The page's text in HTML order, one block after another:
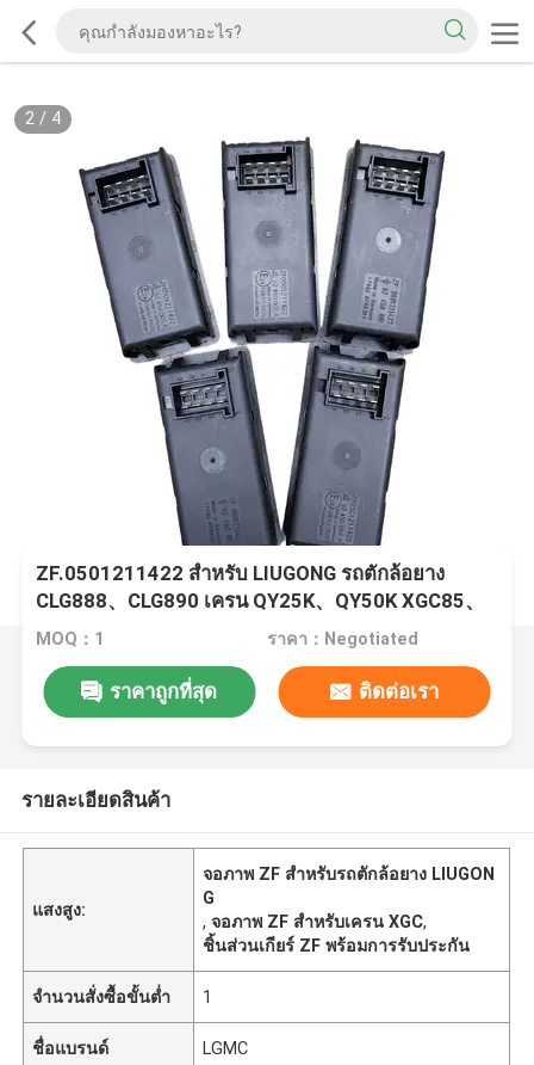
2/ 4
ZF.0501211422 สำหรับ LIUGONG รถตักล้อยาง
CLG888、CLG890 เครน QY25K、QY50K XGC85、
XGC130、XGC220 STC250、STC500 SCC550、
MOQ：1 ราคา：Negotiated
ราคาถูกที่สุด ติดต่อเรา
รายละเอียดสินค้า
แสงสูง:
จอภาพ ZF สำหรับรถตักล้อยาง LIUGON
G
,จอภาพ ZF สำหรับเครน XGC,
ชิ้นส่วนเกียร์ ZF พร้อมการรับประกัน
จำนวนสั่งซื้อขั้นต่ำ 1
ชื่อแบรนด์ LGMC